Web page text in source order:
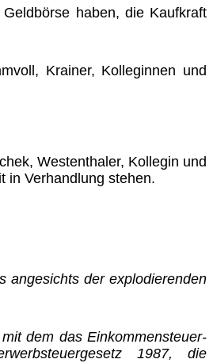
haben, die Kaufkraft
Krainer, Kolleginnen und
Westenthaler, Kollegin und
in Verhandlung stehen.
angesichts der explodierenden
dem das Einkommensteuer­
1987, die